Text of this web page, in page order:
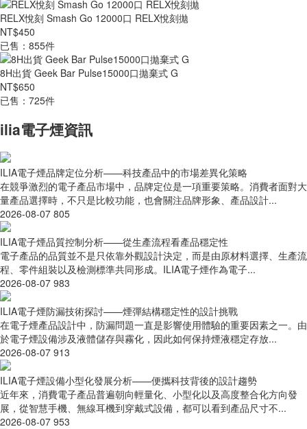
RELX悅刻 Smash Go 12000口 RELX悅刻拋
NT$450
已售：855件
8H出貨 Geek Bar Pulse15000口拋棄式 G
NT$650
已售：725件
ilia電子煙資訊
ILIA電子煙品牌定位分析——科技產品中的市場差異化策略
在競爭激烈的電子產品市場中，品牌定位是一項重要策略。消費者面對大
量產品選擇時，不只是比較功能，也會關注品牌形象、產品設計...
2026-08-07 805
ILIA電子煙品質控制分析——從生產流程看產品穩定性
電子產品的品質並不是只依靠外觀設計決定，而是由原材料選擇、生產流
程、零件組裝以及檢測標準共同形成。ILIA電子煙作為電子...
2026-08-07 983
ILIA電子煙防漏技術探討——煙彈結構穩定性的設計挑戰
在電子煙產品設計中，防漏問題一直是影響使用體驗的重要因素之一。由
於電子煙設備涉及液體儲存與霧化，因此如何保持煙液穩定存放...
2026-08-07 913
ILIA電子煙設備小型化發展分析——便攜科技背後的設計趨勢
近年來，消費電子產品普遍朝向輕量化、小型化以及高度整合化方向發
展，從智慧手機、無線耳機到穿戴式設備，都可以看到產品尺寸不...
2026-08-07 953